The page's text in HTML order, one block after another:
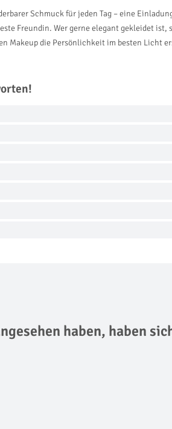
Schmuck für jeden Tag – eine
Freundin. Wer gerne elegant gekleidet
Makeup die Persönlichkeit im besten Licht
haben, haben